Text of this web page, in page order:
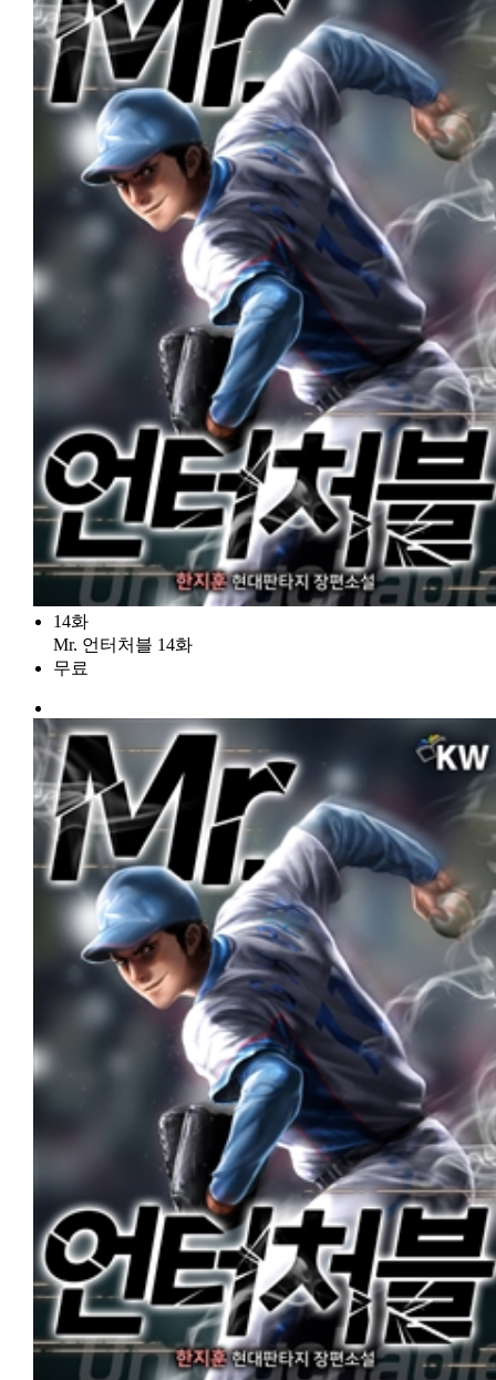
14화
Mr. 언터처블 14화
무료